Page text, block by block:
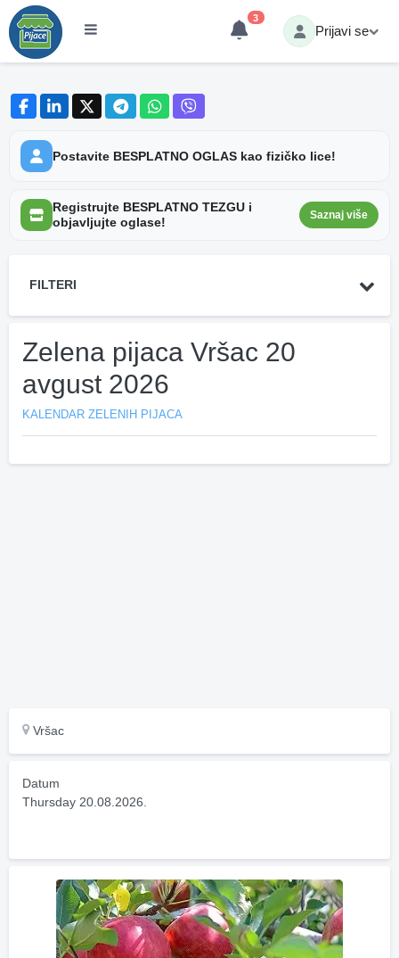
3
Prijavi se
Postavite BESPLATNO OGLAS kao fizičko lice!
Registrujte BESPLATNO TEZGU i
objavljujte oglase!
Saznaj više
FILTERI
Zelena pijaca Vršac 20
avgust 2026
KALENDAR ZELENIH PIJACA
Vršac
Datum
Thursday 20.08.2026.